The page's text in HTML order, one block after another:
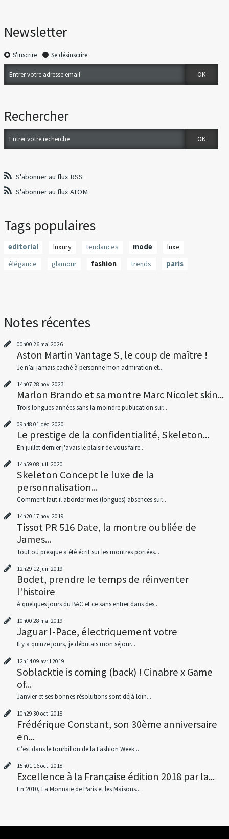
Newsletter
S'inscrire Se désinscrire
Rechercher
S'abonner au flux RSS
S'abonner au flux ATOM
Tags populaires
editorial luxury tendances mode
luxe
élégance
glamour fashion trends paris
Notes récentes
00h00 26 mai 2026
Aston Martin Vantage S, le coup de maître !
Je n’ai jamais caché à personne mon admiration et...
14h07 28 nov. 2023
Marlon Brando et sa montre Marc Nicolet skin...
Trois longues années sans la moindre publication sur...
09h48 01 déc. 2020
Le prestige de la confidentialité, Skeleton...
En juillet dernier j'avais le plaisir de vous faire...
14h59 08 juil. 2020
Skeleton Concept le luxe de la
personnalisation...
Comment faut il aborder mes (longues) absences sur...
14h20 17 nov. 2019
Tissot PR 516 Date, la montre oubliée de
James...
Tout ou presque a été écrit sur les montres portées...
12h29 12 juin 2019
Bodet, prendre le temps de réinventer
l'histoire
À quelques jours du BAC et ce sans entrer dans des...
10h00 28 mai 2019
Jaguar I-Pace, électriquement votre
Il y a quinze jours, je débutais mon séjour...
12h1409 avril 2019
Soblacktie is coming (back) ! Cinabre x Game
of...
Janvier et ses bonnes résolutions sont déjà loin...
10h29 30 oct. 2018
Frédérique Constant, son 30ème anniversaire
en...
C’est dans le tourbillon de la Fashion Week...
15h01 16oct. 2018
Excellence à la Française édition 2018 par la...
En 2010, La Monnaie de Paris et les Maisons...